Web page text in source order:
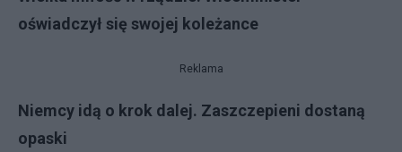
oświadczył się swojej koleżance
Reklama
Niemcy idą o krok dalej. Zaszczepieni dostaną
opaski